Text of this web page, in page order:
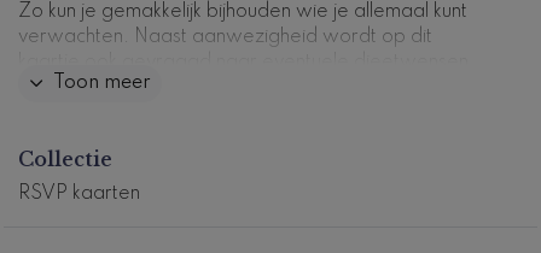
Zo kun je gemakkelijk bijhouden wie je allemaal kunt
verwachten. Naast aanwezigheid wordt op dit
Natuurlijk kun je de tekst zelf aanpassen zodat deze
bloemen" of "DIY vintage trouwkaart met botanische
initialen".
Toon meer
Collectie
RSVP kaarten